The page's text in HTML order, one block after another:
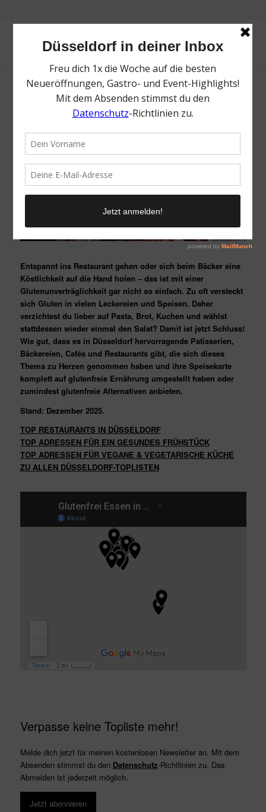
Top 8 Spots für glutenfreie Ernährung
in Düsseldorf
Entspannt ins Restaurant gehen oder sich beim Bäcker eine
Köstlichkeit auf die Hand holen – das ist mit einer
Glutenunverträglichkeit gar nicht so einfach. Zu oft versteckt
sich Gluten in vielen Leckereien und Speisen. Daher
verzichtest du lieber auf Pasta, Brot, Kuchen und wählst
stattdessen wieder einmal den Salat? Damit ist jetzt Schluss!
Wie gut, dass es in Düsseldorf hervorragende Patisserien,
Bäckereien, Cafés und Restaurants gibt, die sich dieses
Thema zu Herzen genommen haben und ihre Speisekarte
komplett auf glutenfreie Ernährung umgestellt haben oder
zumindest glutenfreie Alternativen anbieten.
Stand: Dezember 2025.
TOP RESTAURANTS IN DÜSSELDORF
TOP ADRESSEN FÜR EIN GESUNDES FRÜHSTÜCK
TOP ADRESSEN FÜR VEGANE & VEGETARISCHE KÜCHE
ZU ALLEN DÜSSELDORF-TOPLISTEN
Verpasse keine Topliste mehr!
Melde dich jetzt für meinen kostenlosen Newsletter an. Mit dem
Absenden stimmst du den Datenschutz-Richtlinien zu. Das
Abmelden ist jederzeit möglich.
Jetzt abonnieren